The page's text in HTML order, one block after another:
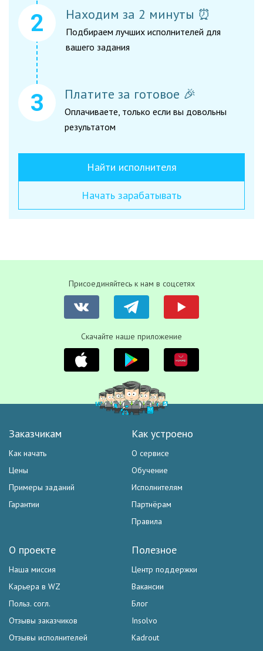
Находим за 2 минуты ⏰
Подбираем лучших исполнителей для
вашего задания
Платите за готовое 🎉
Оплачиваете, только если вы довольны
результатом
Найти исполнителя
Начать зарабатывать
Присоединяйтесь к нам в соцсетях
Скачайте наше приложение
Заказчикам
Как начать
Цены
Примеры заданий
Гарантии
Как устроено
О сервисе
Обучение
Исполнителям
Партнёрам
Правила
Полезное
Центр поддержки
Вакансии
Блог
Insolvo
Kadrout
О проекте
Наша миссия
Карьера в WZ
Польз. согл.
Отзывы заказчиков
Отзывы исполнителей